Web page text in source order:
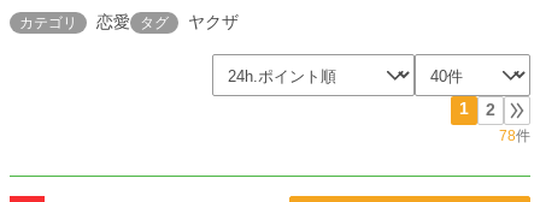
カテゴリ 恋愛 タグ ヤクザ
1 2
78件